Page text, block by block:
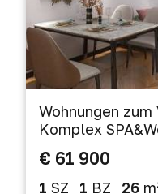
Wohnungen
Komplex
€ 61 900
1 SZ 1 BZ 26